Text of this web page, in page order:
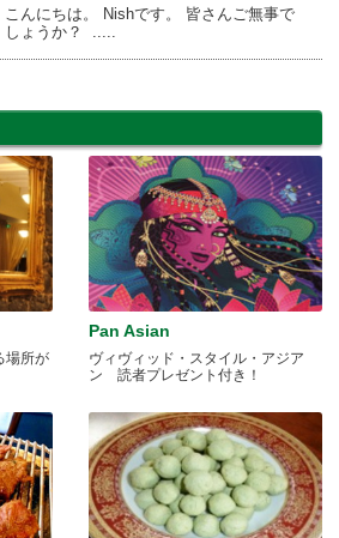
こんにちは。 Nishです。 皆さんご無事で
しょうか？ .....
場所が
Pan Asian
ヴィヴィッド・スタイル・アジア
ン 読者プレゼント付き！